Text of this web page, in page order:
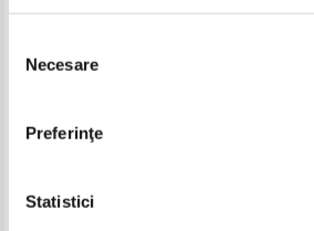
consimțământului
Necesare
Preferinţe
Statistici
-35%